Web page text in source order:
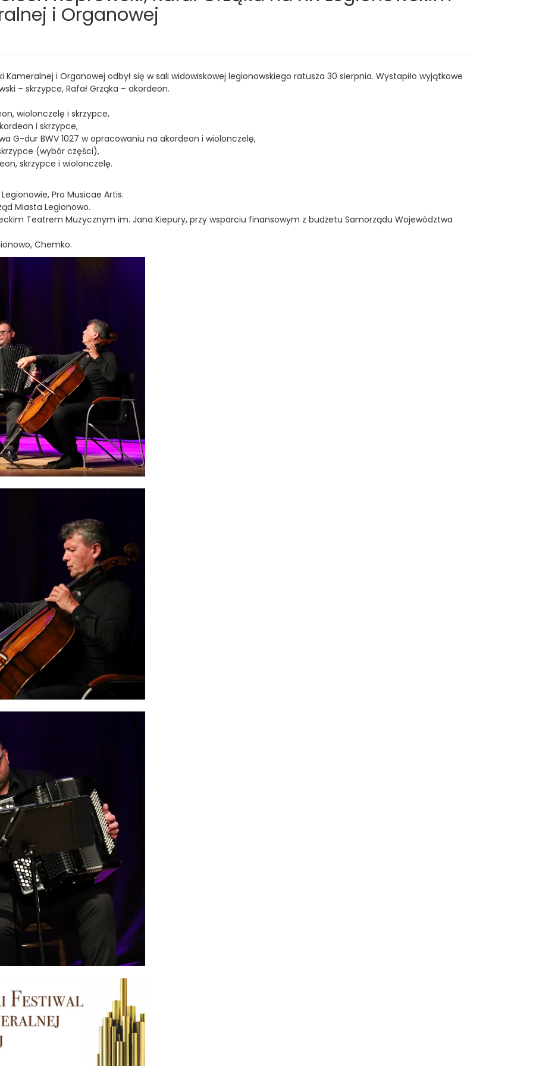
i Organowej
i Organowej odbył się w sali widowiskowej legionowskiego ratusza 30 sierpnia. Wystapiło wyjątkowe
– skrzypce, Rafał Grząka – akordeon.
wiolonczelę i skrzypce,
i skrzypce,
G-dur BWV 1027 w opracowaniu na akordeon i wiolonczelę,
(wybór części),
skrzypce i wiolonczelę.
Pro Musicae Artis.
Miasta Legionowo.
Teatrem Muzycznym im. Jana Kiepury, przy wsparciu finansowym z budżetu Samorządu Województwa
Chemko.